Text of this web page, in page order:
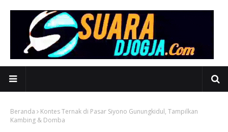
Beranda
Kontes Ternak di Pasar Siyono Gunungkidul, Tampilkan
Kambing & Domba